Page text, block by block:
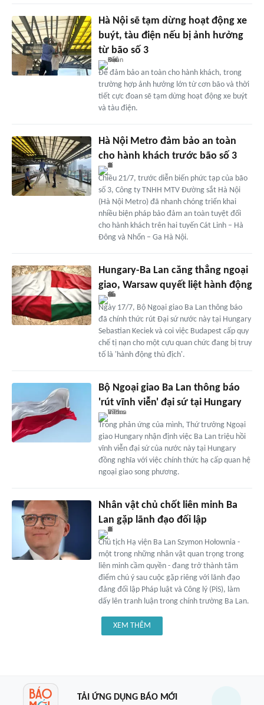
Hà Nội sẽ tạm dừng hoạt động xe
buýt, tàu điện nếu bị ảnh hưởng
từ bão số 3
Để đảm bảo an toàn cho hành khách, trong
trường hợp ảnh hưởng lớn từ cơn bão và thời
tiết cực đoan sẽ tạm dừng hoạt động xe buýt
và tàu điện.
Hà Nội Metro đảm bảo an toàn
cho hành khách trước bão số 3
Chiều 21/7, trước diễn biến phức tạp của bão
số 3, Công ty TNHH MTV Đường sắt Hà Nội
(Hà Nội Metro) đã nhanh chóng triển khai
nhiều biện pháp bảo đảm an toàn tuyệt đối
cho hành khách trên hai tuyến Cát Linh – Hà
Đông và Nhổn – Ga Hà Nội.
Hungary-Ba Lan căng thẳng ngoại
giao, Warsaw quyết liệt hành động
Ngày 17/7, Bộ Ngoại giao Ba Lan thông báo
đã chính thức rút Đại sứ nước này tại Hungary
Sebastian Keciek và coi việc Budapest cấp quy
chế tị nạn cho một cựu quan chức đang bị truy
tố là 'hành động thù địch'.
Bộ Ngoại giao Ba Lan thông báo
'rút vĩnh viễn' đại sứ tại Hungary
Trong phản ứng của mình, Thứ trưởng Ngoại
giao Hungary nhận định việc Ba Lan triệu hồi
vĩnh viễn đại sứ của nước này tại Hungary
đồng nghĩa với việc chính thức hạ cấp quan hệ
ngoại giao song phương.
Nhân vật chủ chốt liên minh Ba
Lan gặp lãnh đạo đối lập
Chủ tịch Hạ viện Ba Lan Szymon Hołownia -
một trong những nhân vật quan trọng trong
liên minh cầm quyền - đang trở thành tâm
điểm chú ý sau cuộc gặp riêng với lãnh đạo
đảng đối lập Pháp luật và Công lý (PiS), làm
dấy lên tranh luận trong chính trường Ba Lan.
XEM THÊM
TẢI ỨNG DỤNG BÁO MỚI